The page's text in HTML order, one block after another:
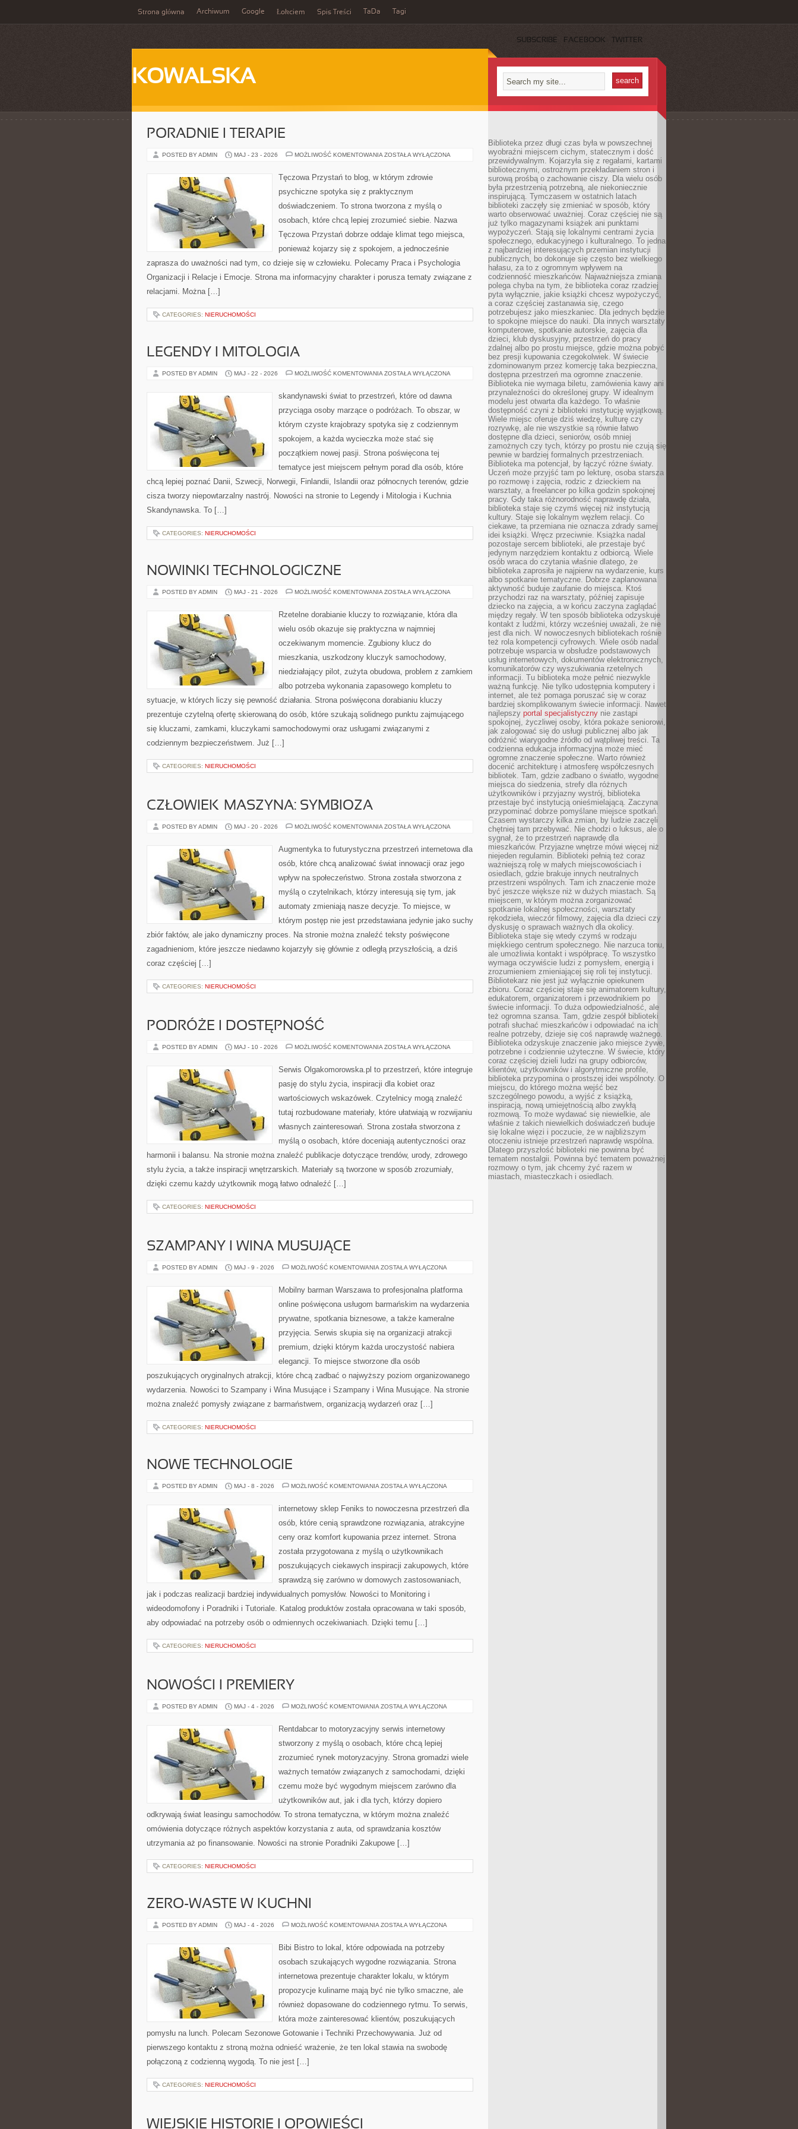
Strona główna Archiwum Google Łokciem Spis Treści TaDa Tagi
SUBSCRIBE FACEBOOK TWITTER
KOWALSKA
PORADNIE I TERAPIE
POSTED BY ADMIN MAJ - 23 - 2026 MOŻLIWOŚĆ KOMENTOWANIA PORADNIE
ZOSTAŁA WYŁĄCZONA
Tęczowa Przystań to blog, w którym zdrowie
psychiczne spotyka się z praktycznym
doświadczeniem. To strona tworzona z myślą o
osobach, które chcą lepiej zrozumieć siebie. Nazwa
Tęczowa Przystań dobrze oddaje klimat tego miejsca,
ponieważ kojarzy się z spokojem, a jednocześnie
zaprasza do uważności nad tym, co dzieje się w człowieku. Polecamy Praca i Psychologia
Organizacji i Relacje i Emocje. Strona ma informacyjny charakter i porusza tematy związane z
relacjami. Można […]
CATEGORIES: NIERUCHOMOŚCI
LEGENDY I MITOLOGIA
POSTED BY ADMIN MAJ - 22 - 2026 MOŻLIWOŚĆ KOMENTOWANIA LEGENDY
ZOSTAŁA WYŁĄCZONA
skandynawski świat to przestrzeń, które od dawna
przyciąga osoby marzące o podróżach. To obszar, w
którym czyste krajobrazy spotyka się z codziennym
spokojem, a każda wycieczka może stać się
początkiem nowej pasji. Strona poświęcona tej
tematyce jest miejscem pełnym porad dla osób, które
chcą lepiej poznać Danii, Szwecji, Norwegii, Finlandii, Islandii oraz północnych terenów, gdzie
cisza tworzy niepowtarzalny nastrój. Nowości na stronie to Legendy i Mitologia i Kuchnia
Skandynawska. To […]
CATEGORIES: NIERUCHOMOŚCI
NOWINKI TECHNOLOGICZNE
POSTED BY ADMIN MAJ - 21 - 2026 MOŻLIWOŚĆ KOMENTOWANIA NOWINKI
ZOSTAŁA WYŁĄCZONA
Rzetelne dorabianie kluczy to rozwiązanie, która dla
wielu osób okazuje się praktyczna w najmniej
oczekiwanym momencie. Zgubiony klucz do
mieszkania, uszkodzony kluczyk samochodowy,
niedziałający pilot, zużyta obudowa, problem z zamkiem
albo potrzeba wykonania zapasowego kompletu to
sytuacje, w których liczy się pewność działania. Strona poświęcona dorabianiu kluczy
prezentuje czytelną ofertę skierowaną do osób, które szukają solidnego punktu zajmującego
się kluczami, zamkami, kluczykami samochodowymi oraz usługami związanymi z
codziennym bezpieczeństwem. Już […]
CATEGORIES: NIERUCHOMOŚCI
CZŁOWIEK–MASZYNA: SYMBIOZA
POSTED BY ADMIN MAJ - 20 - 2026 MOŻLIWOŚĆ KOMENTOWANIA CZŁOWIEK–
ZOSTAŁA WYŁĄCZONA
Augmentyka to futurystyczna przestrzeń internetowa dla
osób, które chcą analizować świat innowacji oraz jego
wpływ na społeczeństwo. Strona została stworzona z
myślą o czytelnikach, którzy interesują się tym, jak
automaty zmieniają nasze decyzje. To miejsce, w
którym postęp nie jest przedstawiana jedynie jako suchy
zbiór faktów, ale jako dynamiczny proces. Na stronie można znaleźć teksty poświęcone
zagadnieniom, które jeszcze niedawno kojarzyły się głównie z odległą przyszłością, a dziś
coraz częściej […]
CATEGORIES: NIERUCHOMOŚCI
PODRÓŻE I DOSTĘPNOŚĆ
POSTED BY ADMIN MAJ - 10 - 2026 MOŻLIWOŚĆ KOMENTOWANIA PODRÓŻE
ZOSTAŁA WYŁĄCZONA
Serwis Olgakomorowska.pl to przestrzeń, które integruje
pasję do stylu życia, inspiracji dla kobiet oraz
wartościowych wskazówek. Czytelnicy mogą znaleźć
tutaj rozbudowane materiały, które ułatwiają w rozwijaniu
własnych zainteresowań. Strona została stworzona z
myślą o osobach, które doceniają autentyczności oraz
harmonii i balansu. Na stronie można znaleźć publikacje dotyczące trendów, urody, zdrowego
stylu życia, a także inspiracji wnętrzarskich. Materiały są tworzone w sposób zrozumiały,
dzięki czemu każdy użytkownik mogą łatwo odnaleźć […]
CATEGORIES: NIERUCHOMOŚCI
SZAMPANY I WINA MUSUJĄCE
POSTED BY ADMIN MAJ - 9 - 2026 MOŻLIWOŚĆ KOMENTOWANIA SZAMPANY
MUSUJĄCE
ZOSTAŁA WYŁĄCZONA
Mobilny barman Warszawa to profesjonalna platforma
online poświęcona usługom barmańskim na wydarzenia
prywatne, spotkania biznesowe, a także kameralne
przyjęcia. Serwis skupia się na organizacji atrakcji
premium, dzięki którym każda uroczystość nabiera
elegancji. To miejsce stworzone dla osób
poszukujących oryginalnych atrakcji, które chcą zadbać o najwyższy poziom organizowanego
wydarzenia. Nowości to Szampany i Wina Musujące i Szampany i Wina Musujące. Na stronie
można znaleźć pomysły związane z barmaństwem, organizacją wydarzeń oraz […]
CATEGORIES: NIERUCHOMOŚCI
NOWE TECHNOLOGIE
POSTED BY ADMIN MAJ - 8 - 2026 MOŻLIWOŚĆ KOMENTOWANIA NOWE
ZOSTAŁA WYŁĄCZONA
internetowy sklep Feniks to nowoczesna przestrzeń dla
osób, które cenią sprawdzone rozwiązania, atrakcyjne
ceny oraz komfort kupowania przez internet. Strona
została przygotowana z myślą o użytkownikach
poszukujących ciekawych inspiracji zakupowych, które
sprawdzą się zarówno w domowych zastosowaniach,
jak i podczas realizacji bardziej indywidualnych pomysłów. Nowości to Monitoring i
wideodomofony i Poradniki i Tutoriale. Katalog produktów została opracowana w taki sposób,
aby odpowiadać na potrzeby osób o odmiennych oczekiwaniach. Dzięki temu […]
CATEGORIES: NIERUCHOMOŚCI
NOWOŚCI I PREMIERY
POSTED BY ADMIN MAJ - 4 - 2026 MOŻLIWOŚĆ KOMENTOWANIA NOWOŚCI
ZOSTAŁA WYŁĄCZONA
Rentdabcar to motoryzacyjny serwis internetowy
stworzony z myślą o osobach, które chcą lepiej
zrozumieć rynek motoryzacyjny. Strona gromadzi wiele
ważnych tematów związanych z samochodami, dzięki
czemu może być wygodnym miejscem zarówno dla
użytkowników aut, jak i dla tych, którzy dopiero
odkrywają świat leasingu samochodów. To strona tematyczna, w którym można znaleźć
omówienia dotyczące różnych aspektów korzystania z auta, od sprawdzania kosztów
utrzymania aż po finansowanie. Nowości na stronie Poradniki Zakupowe […]
CATEGORIES: NIERUCHOMOŚCI
ZERO-WASTE W KUCHNI
POSTED BY ADMIN MAJ - 4 - 2026 MOŻLIWOŚĆ KOMENTOWANIA ZERO-
KUCHNI
ZOSTAŁA WYŁĄCZONA
Bibi Bistro to lokal, które odpowiada na potrzeby
osobach szukających wygodne rozwiązania. Strona
internetowa prezentuje charakter lokalu, w którym
propozycje kulinarne mają być nie tylko smaczne, ale
również dopasowane do codziennego rytmu. To serwis,
która może zainteresować klientów, poszukujących
pomysłu na lunch. Polecam Sezonowe Gotowanie i Techniki Przechowywania. Już od
pierwszego kontaktu z stroną można odnieść wrażenie, że ten lokal stawia na swobodę
połączoną z codzienną wygodą. To nie jest […]
CATEGORIES: NIERUCHOMOŚCI
WIEJSKIE HISTORIE I OPOWIEŚCI
Biblioteka przez długi czas była w powszechnej
wyobraźni miejscem cichym, statecznym i dość
przewidywalnym. Kojarzyła się z regałami, kartami
bibliotecznymi, ostrożnym przekładaniem stron i
surową prośbą o zachowanie ciszy. Dla wielu osób
była przestrzenią potrzebną, ale niekoniecznie
inspirującą. Tymczasem w ostatnich latach
biblioteki zaczęły się zmieniać w sposób, który
warto obserwować uważniej. Coraz częściej nie są
już tylko magazynami książek ani punktami
wypożyczeń. Stają się lokalnymi centrami życia
społecznego, edukacyjnego i kulturalnego. To jedna
z najbardziej interesujących przemian instytucji
publicznych, bo dokonuje się często bez wielkiego
hałasu, za to z ogromnym wpływem na
codzienność mieszkańców. Najważniejsza zmiana
polega chyba na tym, że biblioteka coraz rzadziej
pyta wyłącznie, jakie książki chcesz wypożyczyć,
a coraz częściej zastanawia się, czego
potrzebujesz jako mieszkaniec. Dla jednych będzie
to spokojne miejsce do nauki. Dla innych warsztaty
komputerowe, spotkanie autorskie, zajęcia dla
dzieci, klub dyskusyjny, przestrzeń do pracy
zdalnej albo po prostu miejsce, gdzie można pobyć
bez presji kupowania czegokolwiek. W świecie
zdominowanym przez komercję taka bezpieczna,
dostępna przestrzeń ma ogromne znaczenie.
Biblioteka nie wymaga biletu, zamówienia kawy ani
przynależności do określonej grupy. W idealnym
modelu jest otwarta dla każdego. To właśnie
dostępność czyni z biblioteki instytucję wyjątkową.
Wiele miejsc oferuje dziś wiedzę, kulturę czy
rozrywkę, ale nie wszystkie są równie łatwo
dostępne dla dzieci, seniorów, osób mniej
zamożnych czy tych, którzy po prostu nie czują się
pewnie w bardziej formalnych przestrzeniach.
Biblioteka ma potencjał, by łączyć różne światy.
Uczeń może przyjść tam po lekturę, osoba starsza
po rozmowę i zajęcia, rodzic z dzieckiem na
warsztaty, a freelancer po kilka godzin spokojnej
pracy. Gdy taka różnorodność naprawdę działa,
biblioteka staje się czymś więcej niż instytucją
kultury. Staje się lokalnym węzłem relacji. Co
ciekawe, ta przemiana nie oznacza zdrady samej
idei książki. Wręcz przeciwnie. Książka nadal
pozostaje sercem biblioteki, ale przestaje być
jedynym narzędziem kontaktu z odbiorcą. Wiele
osób wraca do czytania właśnie dlatego, że
biblioteka zaprosiła je najpierw na wydarzenie, kurs
albo spotkanie tematyczne. Dobrze zaplanowana
aktywność buduje zaufanie do miejsca. Ktoś
przychodzi raz na warsztaty, później zapisuje
dziecko na zajęcia, a w końcu zaczyna zaglądać
między regały. W ten sposób biblioteka odzyskuje
kontakt z ludźmi, którzy wcześniej uważali, że nie
jest dla nich. W nowoczesnych bibliotekach rośnie
też rola kompetencji cyfrowych. Wiele osób nadal
potrzebuje wsparcia w obsłudze podstawowych
usług internetowych, dokumentów elektronicznych,
komunikatorów czy wyszukiwania rzetelnych
informacji. Tu biblioteka może pełnić niezwykle
ważną funkcję. Nie tylko udostępnia komputery i
internet, ale też pomaga poruszać się w coraz
bardziej skomplikowanym świecie informacji. Nawet
najlepszy portal specjalistyczny nie zastąpi
spokojnej, życzliwej osoby, która pokaże seniorowi,
jak zalogować się do usługi publicznej albo jak
odróżnić wiarygodne źródło od wątpliwej treści. Ta
codzienna edukacja informacyjna może mieć
ogromne znaczenie społeczne. Warto również
docenić architekturę i atmosferę współczesnych
bibliotek. Tam, gdzie zadbano o światło, wygodne
miejsca do siedzenia, strefy dla różnych
użytkowników i przyjazny wystrój, biblioteka
przestaje być instytucją onieśmielającą. Zaczyna
przypominać dobrze pomyślane miejsce spotkań.
Czasem wystarczy kilka zmian, by ludzie zaczęli
chętniej tam przebywać. Nie chodzi o luksus, ale o
sygnał, że to przestrzeń naprawdę dla
mieszkańców. Przyjazne wnętrze mówi więcej niż
niejeden regulamin. Biblioteki pełnią też coraz
ważniejszą rolę w małych miejscowościach i
osiedlach, gdzie brakuje innych neutralnych
przestrzeni wspólnych. Tam ich znaczenie może
być jeszcze większe niż w dużych miastach. Są
miejscem, w którym można zorganizować
spotkanie lokalnej społeczności, warsztaty
rękodzieła, wieczór filmowy, zajęcia dla dzieci czy
dyskusję o sprawach ważnych dla okolicy.
Biblioteka staje się wtedy czymś w rodzaju
miękkiego centrum społecznego. Nie narzuca tonu,
ale umożliwia kontakt i współpracę. To wszystko
wymaga oczywiście ludzi z pomysłem, energią i
zrozumieniem zmieniającej się roli tej instytucji.
Bibliotekarz nie jest już wyłącznie opiekunem
zbioru. Coraz częściej staje się animatorem kultury,
edukatorem, organizatorem i przewodnikiem po
świecie informacji. To duża odpowiedzialność, ale
też ogromna szansa. Tam, gdzie zespół biblioteki
potrafi słuchać mieszkańców i odpowiadać na ich
realne potrzeby, dzieje się coś naprawdę ważnego.
Biblioteka odzyskuje znaczenie jako miejsce żywe,
potrzebne i codziennie użyteczne. W świecie, który
coraz częściej dzieli ludzi na grupy odbiorców,
klientów, użytkowników i algorytmiczne profile,
biblioteka przypomina o prostszej idei wspólnoty. O
miejscu, do którego można wejść bez
szczególnego powodu, a wyjść z książką,
inspiracją, nową umiejętnością albo zwykłą
rozmową. To może wydawać się niewielkie, ale
właśnie z takich niewielkich doświadczeń buduje
się lokalne więzi i poczucie, że w najbliższym
otoczeniu istnieje przestrzeń naprawdę wspólna.
Dlatego przyszłość biblioteki nie powinna być
tematem nostalgii. Powinna być tematem poważnej
rozmowy o tym, jak chcemy żyć razem w
miastach, miasteczkach i osiedlach.